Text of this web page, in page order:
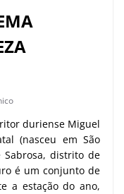
duriense Miguel
(nasceu em São
distrito de
é um conjunto de
a estação do ano,